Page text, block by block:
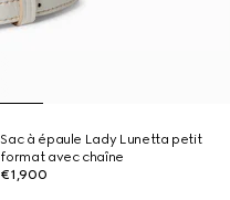
Sac à épaule Lady Lunetta petit
format avec chaîne
€1,900